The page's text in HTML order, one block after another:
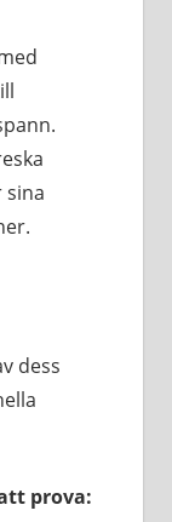
sina
dess
prova: